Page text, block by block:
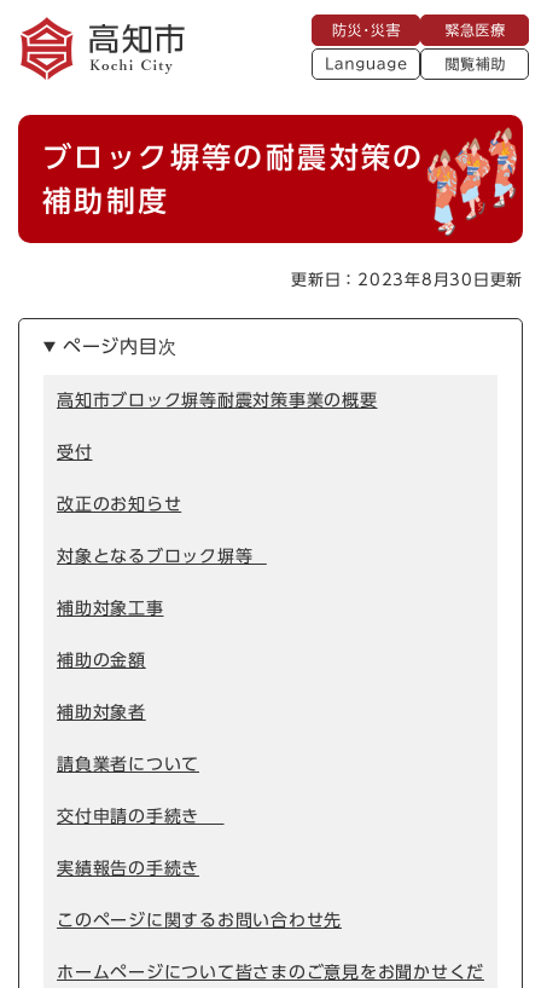
メニューを飛ばして本文へ
災
・
災
急
医
療
L
a
a
g
閲
助
本
ブロック塀等の耐震対策の
補助制度
更新日：2023年8月30日更新
ページ内目次
高知市ブロック塀等耐震対策事業の概要
受付
改正のお知らせ
対象となるブロック塀等
補助対象工事
補助の金額
補助対象者
請負業者について
交付申請の手続き
実績報告の手続き
このページに関するお問い合わせ先
ホームページについて皆さまのご意見をお聞かせくだ